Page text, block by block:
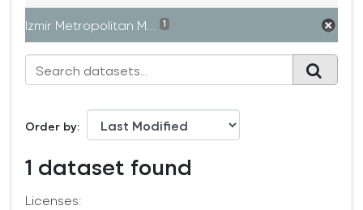
Izmir Metropolitan M... 1
Order by
1 dataset found
Licenses: